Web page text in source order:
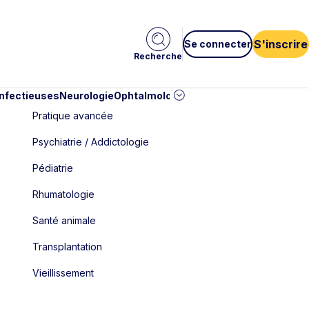
Recherche
Se connecter S'inscrire
NeurologieOphtalmologie
Pratique avancée
Psychiatrie / Addictologie
Pédiatrie
Rhumatologie
Santé animale
Transplantation
Vieillissement